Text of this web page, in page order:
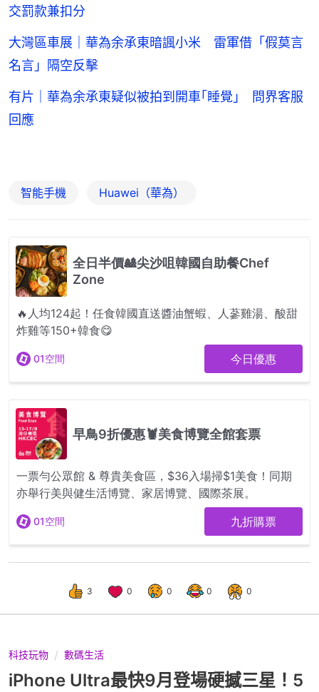
交罰款兼扣分
大灣區車展｜華為余承東暗諷小米 雷軍借「假莫言
名言」隔空反擊
有片｜華為余承東疑似被拍到開車｢睡覺｣ 問界客服
回應
智能手機 Huawei（華為）
3 0 0 0 0
科技玩物 數碼生活
iPhone Ultra最快9月登場硬撼三星！5